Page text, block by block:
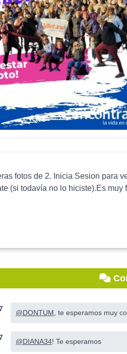
fotos de 2. Inicia Sesion para
(si todavía no lo hiciste).Es
@DONTUM , te esperamos muy
@DIANA34! Te esperamos